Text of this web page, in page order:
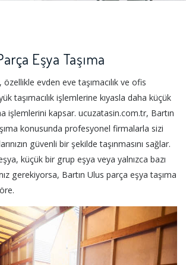
Eşya Taşıma
evden eve taşımacılık ve ofis
taşımacılık işlemlerine kıyasla daha küçük
işlemlerini kapsar. ucuzatasin.com.tr, Bartın
konusunda profesyonel firmalarla sizi
güvenli bir şekilde taşınmasını sağlar.
küçük bir grup eşya veya yalnızca bazı
gerekiyorsa, Bartın Ulus parça eşya taşıma